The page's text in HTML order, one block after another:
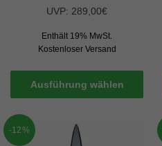
UVP: 289,00€
Enthält 19% MwSt.
Kostenloser Versand
Ausführung wählen
-12%